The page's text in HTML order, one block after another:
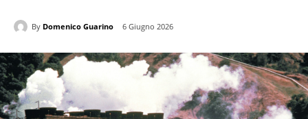
By Domenico Guarino 6 Giugno 2026